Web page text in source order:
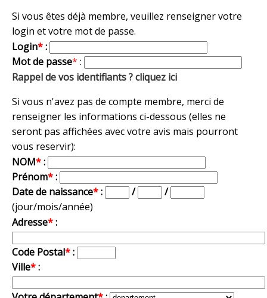
Si vous êtes déjà membre, veuillez renseigner votre
login et votre mot de passe.
Login*:
Mot de passe* :
Rappel de vos identifiants ? cliquez ici
Si vous n'avez pas de compte membre, merci de
renseigner les informations ci-dessous (elles ne
seront pas affichées avec votre avis mais pourront
vous reservir):
NOM*:
Prénom*:
Date de naissance*: /
/
(jour/mois/année)
Adresse*:
Code Postal*:
Ville*: